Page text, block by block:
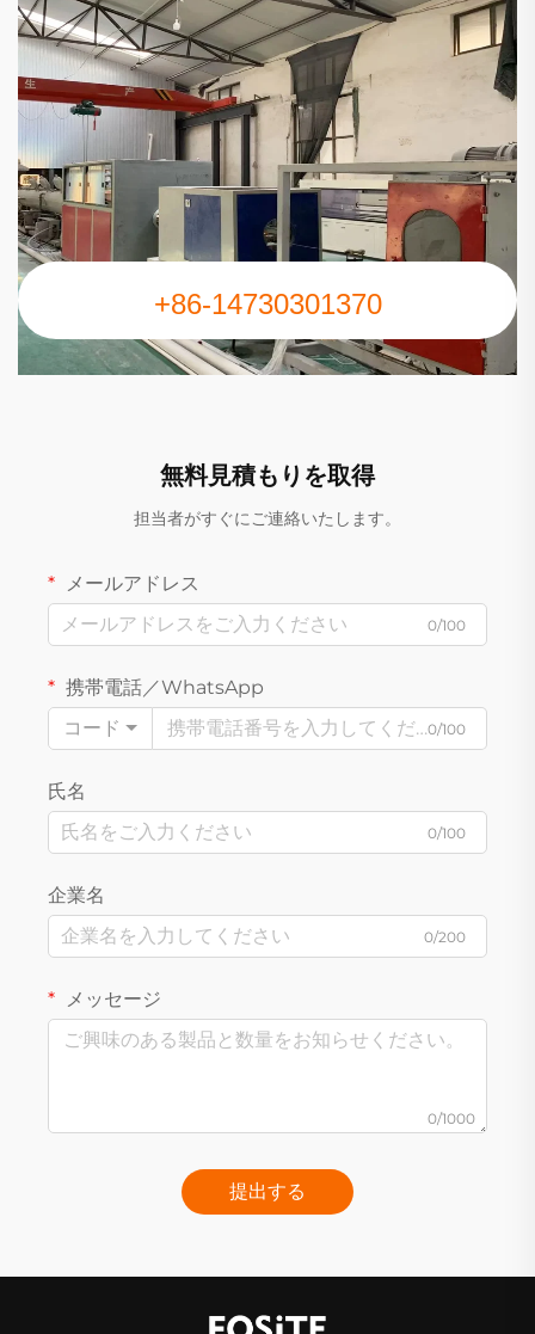
+86-14730301370
無料見積もりを取得
担当者がすぐにご連絡いたします。
メールアドレス
0/100
携帯電話／WhatsApp
コード
0/100
氏名
0/100
企業名
0/200
メッセージ
0/1000
提出する